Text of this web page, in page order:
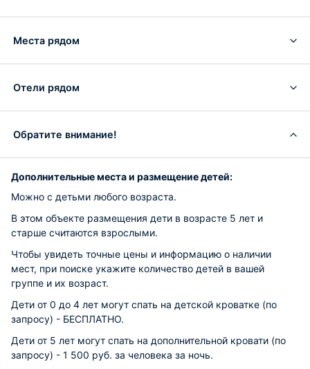
Места рядом
Отели рядом
Обратите внимание!
Дополнительные места и размещение детей:
Можно с детьми любого возраста.
В этом объекте размещения дети в возрасте 5 лет и
старше считаются взрослыми.
Чтобы увидеть точные цены и информацию о наличии
мест, при поиске укажите количество детей в вашей
группе и их возраст.
Дети от 0 до 4 лет могут спать на детской кроватке (по
запросу) - БЕСПЛАТНО.
Дети от 5 лет могут спать на дополнительной кровати (по
запросу) - 1 500 руб. за человека за ночь.